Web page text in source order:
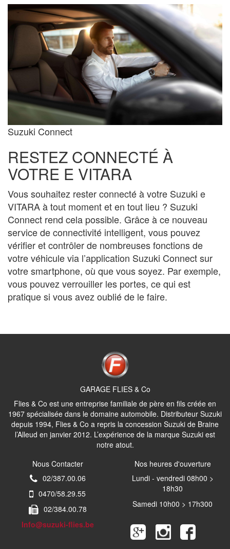
Suzuki Connect
RESTEZ CONNECTÉ À
VOTRE E VITARA
Vous souhaitez rester connecté à votre Suzuki e
VITARA à tout moment et en tout lieu ? Suzuki
Connect rend cela possible. Grâce à ce nouveau
service de connectivité intelligent, vous pouvez
vérifier et contrôler de nombreuses fonctions de
votre véhicule via l’application Suzuki Connect sur
votre smartphone, où que vous soyez. Par exemple,
vous pouvez verrouiller les portes, ce qui est
pratique si vous avez oublié de le faire.
GARAGE FLIES & Co
Flies & Co est une entreprise familiale de père en fils créée en
1967 spécialisée dans le domaine automobile. Distributeur Suzuki
depuis 1994, Flies & Co a repris la concession Suzuki de Braine
l’Alleud en janvier 2012. L’expérience de la marque Suzuki est
notre atout.
Nous Contacter
02/387.00.06
0470/58.29.55
02/384.00.78
Info@suzuki-flies.be
Nos heures d'ouverture
Lundi - vendredi 08h00 >
18h30
Samedi 10h00 > 17h300